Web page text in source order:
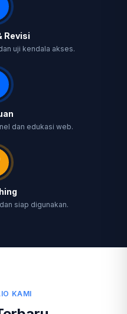
Revisi
uji kendala akses.
dan edukasi web.
siap digunakan.
KAMI